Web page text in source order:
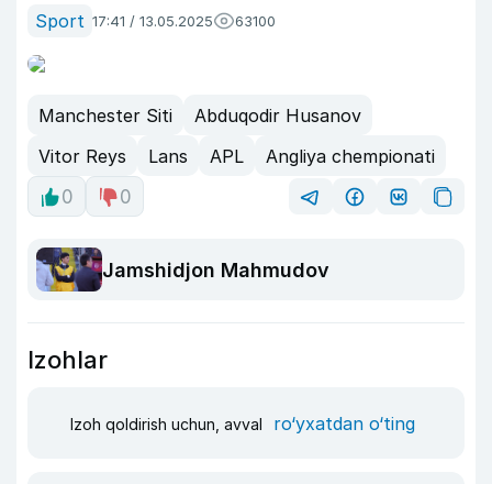
Sport 17:41 / 13.05.2025 63100
Manchester Siti
Abduqodir Husanov
Vitor Reys
Lans APL
Angliya chempionati
0
0
Jamshidjon Mahmudov
Izohlar
Izoh qoldirish uchun, avval ro‘yxatdan o‘ting